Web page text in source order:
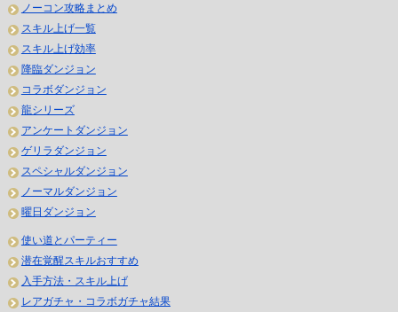
ノーコン攻略まとめ
スキル上げ一覧
スキル上げ効率
降臨ダンジョン
コラボダンジョン
龍シリーズ
アンケートダンジョン
ゲリラダンジョン
スペシャルダンジョン
ノーマルダンジョン
曜日ダンジョン
使い道とパーティー
潜在覚醒スキルおすすめ
入手方法・スキル上げ
レアガチャ・コラボガチャ結果